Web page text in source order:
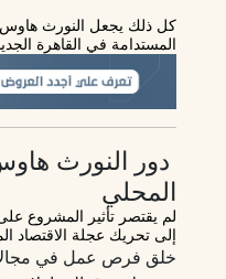
كل ذلك يجعل النورث هاوس
المستدامة في القاهرة
دور النورث
المحلي
لم يقتصر تأثير المشروع
إلى تحريك عجلة الاقتصاد
خلق فرص عمل في